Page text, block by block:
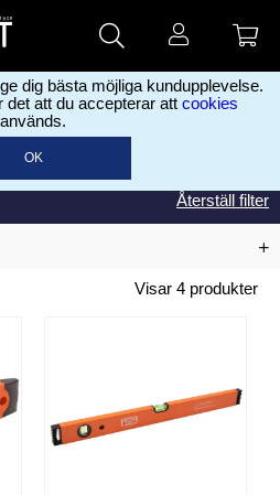
dig bästa möjliga kundupplevelse.
det att du accepterar att cookies
används.
OK
Vattenpass
Återställ filter
Visar 4 produkter